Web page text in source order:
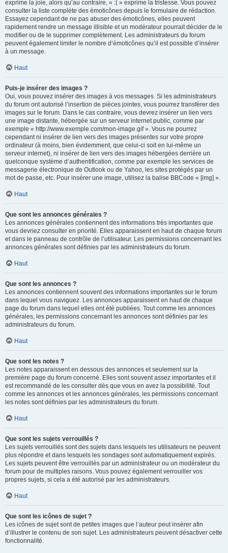
exprime la joie, alors qu’au contraire, « :( » exprime la tristesse. Vous pouvez
consulter la liste complète des émoticônes depuis le formulaire de rédaction.
Essayez cependant de ne pas abuser des émoticônes, elles peuvent
rapidement rendre un message illisible et un modérateur pourrait décider de le
modifier ou de le supprimer complètement. Les administrateurs du forum
peuvent également limiter le nombre d’émoticônes qu’il est possible d’insérer
à un message.
Haut
Puis-je insérer des images ?
Oui, vous pouvez insérer des images à vos messages. Si les administrateurs
du forum ont autorisé l’insertion de pièces jointes, vous pourrez transférer des
images sur le forum. Dans le cas contraire, vous devrez insérer un lien vers
une image distante, hébergée sur un serveur internet public, comme par
exemple « http://www.exemple.com/mon-image.gif ». Vous ne pourrez
cependant ni insérer de lien vers des images présentes sur votre propre
ordinateur (à moins, bien évidemment, que celui-ci soit en lui-même un
serveur internet), ni insérer de lien vers des images hébergées derrière un
quelconque système d’authentification, comme par exemple les services de
messagerie électronique de Outlook ou de Yahoo, les sites protégés par un
mot de passe, etc. Pour insérer une image, utilisez la balise BBCode « [img] ».
Haut
Que sont les annonces générales ?
Les annonces générales contiennent des informations très importantes que
vous devriez consulter en priorité. Elles apparaissent en haut de chaque forum
et dans le panneau de contrôle de l’utilisateur. Les permissions concernant les
annonces générales sont définies par les administrateurs du forum.
Haut
Que sont les annonces ?
Les annonces contiennent souvent des informations importantes sur le forum
dans lequel vous naviguez. Les annonces apparaissent en haut de chaque
page du forum dans lequel elles ont été publiées. Tout comme les annonces
générales, les permissions concernant les annonces sont définies par les
administrateurs du forum.
Haut
Que sont les notes ?
Les notes apparaissent en dessous des annonces et seulement sur la
première page du forum concerné. Elles sont souvent assez importantes et il
est recommandé de les consulter dès que vous en avez la possibilité. Tout
comme les annonces et les annonces générales, les permissions concernant
les notes sont définies par les administrateurs du forum.
Haut
Que sont les sujets verrouillés ?
Les sujets verrouillés sont des sujets dans lesquels les utilisateurs ne peuvent
plus répondre et dans lesquels les sondages sont automatiquement expirés.
Les sujets peuvent être verrouillés par un administrateur ou un modérateur du
forum pour de multiples raisons. Vous pouvez également verrouiller vos
propres sujets, si cela a été autorisé par les administrateurs.
Haut
Que sont les icônes de sujet ?
Les icônes de sujet sont de petites images que l’auteur peut insérer afin
d’illustrer le contenu de son sujet. Les administrateurs peuvent désactiver cette
fonctionnalité.